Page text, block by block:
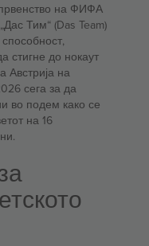
на ФИФА
Тим“ (Das Team)
стигне до нокаут
Австрија на
сега за да
во подем како се
на 16